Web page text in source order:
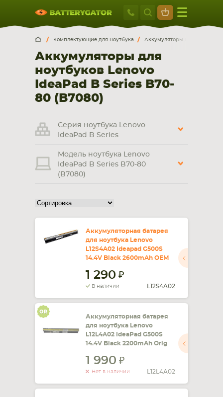
Москва
+7 495 414
Москва Санкт-Петербург
г. Москва, ул. Ткацкая, 5с3 (м. Семеновская)
5 мин. ходьбы от ст.м. “Семеновская”
+7 495 414 28 59
Обратный звонок
Пн-Вс:
смартфона, планшета
ПЛАНШЕТА
КОМПЛЕКТУЮЩИЕ
Комплектующие для ноутбука Аккумуляторы для ноутбуков
Аккумуляторы для
ноутбуков Lenovo
IdeaPad B Series B70-
80 (B7080)
Серия ноутбука Lenovo
IdeaPad B Series
Модель ноутбука Lenovo
IdeaPad B Series B70-80
(B7080)
Аккумуляторная батарея
для ноутбука Lenovo
L12S4A02 Ideapad G500S
14.4V Black 2600mAh OEM
1 290
В наличии L12S4A02
Аккумуляторная батарея
для ноутбука Lenovo
L12L4A02 IdeaPad G500S
14.4V Black 2200mAh Orig
1 990
Нет в наличии L12L4A02